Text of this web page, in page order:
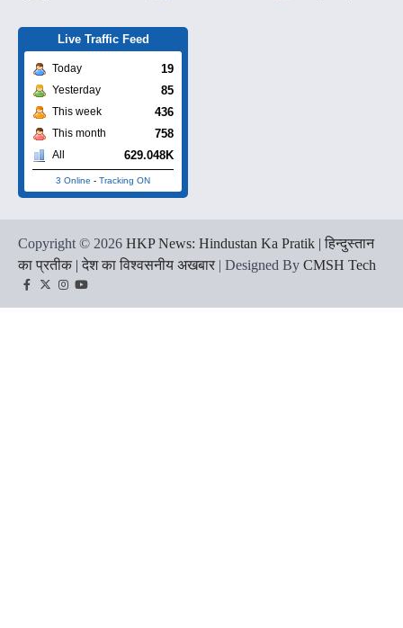
Live Traffic Feed
Today 19
Yesterday 85
This week 436
This month 758
All 629.048K
3 Online - Tracking ON
Copyright © 2026 HKP News: Hindustan Ka Pratik | हिन्दुस्तान
का प्रतीक | देश का विश्वसनीय अखबार | Designed By CMSH Tech
Facebook
TwitterInstagram
YouTube